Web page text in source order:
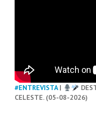
#ENTREVISTA|
CELESTE. (05-08-2026)